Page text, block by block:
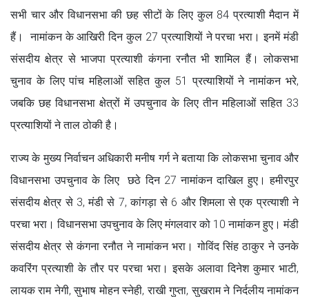
सभी चार और विधानसभा की छह सीटों के लिए कुल 84 प्रत्याशी मैदान में
हैं। नामांकन के आखिरी दिन कुल 27 प्रत्याशियों ने परचा भरा। इनमें मंडी
संसदीय क्षेत्र से भाजपा प्रत्याशी कंगना रनौत भी शामिल हैं। लोकसभा
चुनाव के लिए पांच महिलाओं सहित कुल 51 प्रत्याशियों ने नामांकन भरे,
जबकि छह विधानसभा क्षेत्रों में उपचुनाव के लिए तीन महिलाओं सहित 33
प्रत्याशियों ने ताल ठोकी है।
राज्य के मुख्य निर्वाचन अधिकारी मनीष गर्ग ने बताया कि लोकसभा चुनाव और
विधानसभा उपचुनाव के लिए छठे दिन 27 नामांकन दाखिल हुए। हमीरपुर
संसदीय क्षेत्र से 3, मंडी से 7, कांगड़ा से 6 और शिमला से एक प्रत्याशी ने
परचा भरा। विधानसभा उपचुनाव के लिए मंगलवार को 10 नामांकन हुए। मंडी
संसदीय क्षेत्र से कंगना रनौत ने नामांकन भरा। गोविंद सिंह ठाकुर ने उनके
कवरिंग प्रत्याशी के तौर पर परचा भरा। इसके अलावा दिनेश कुमार भाटी,
लायक राम नेगी, सुभाष मोहन स्नेही, राखी गुप्ता, सुखराम ने निर्दलीय नामांकन